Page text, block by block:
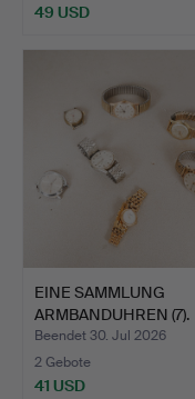
49 USD
EINE SAMMLUNG
ARMBANDUHREN (7).
Beendet 30. Jul 2026
2 Gebote
41 USD